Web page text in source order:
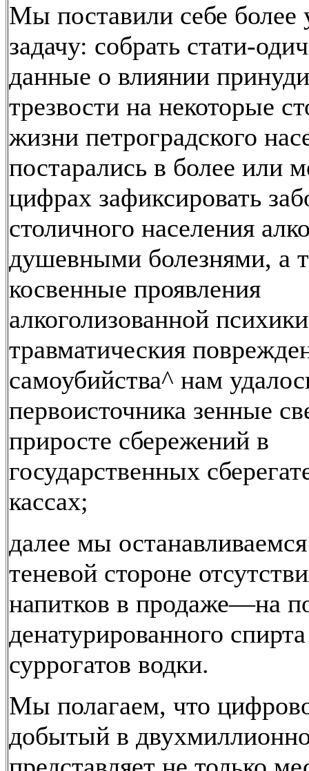
Мы поставили себе более
задачу: собрать стати-
данные о влиянии
трезвости на некоторые
жизни петроградского
постарались в более или
цифрах зафиксировать
столичного населения
душевными болезнями, а
косвенные проявления
алкоголизованной психики
травматическия
самоубийства^ нам
первоисточника зенные
приросте сбережений в
государственных
кассах;
далее мы
теневой стороне
напитков в продаже—на
денатурированного
суррогатов водки.
Мы полагаем, что
добытый в